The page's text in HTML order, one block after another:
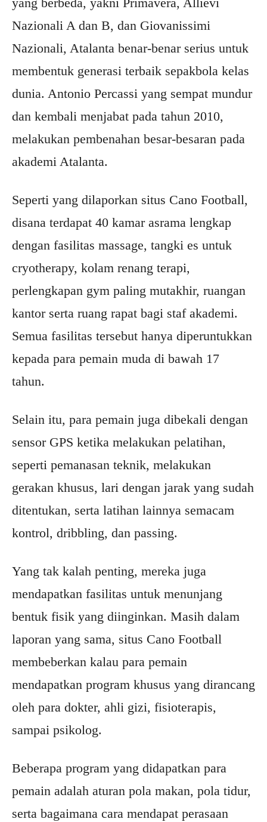
Nazionali A dan B, dan Giovanissimi
Nazionali, Atalanta benar-benar serius untuk
membentuk generasi terbaik sepakbola kelas
dunia. Antonio Percassi yang sempat mundur
dan kembali menjabat pada tahun 2010,
melakukan pembenahan besar-besaran pada
akademi Atalanta.
Seperti yang dilaporkan situs Cano Football,
disana terdapat 40 kamar asrama lengkap
dengan fasilitas massage, tangki es untuk
cryotherapy, kolam renang terapi,
perlengkapan gym paling mutakhir, ruangan
kantor serta ruang rapat bagi staf akademi.
Semua fasilitas tersebut hanya diperuntukkan
kepada para pemain muda di bawah 17
tahun.
Selain itu, para pemain juga dibekali dengan
sensor GPS ketika melakukan pelatihan,
seperti pemanasan teknik, melakukan
gerakan khusus, lari dengan jarak yang sudah
ditentukan, serta latihan lainnya semacam
kontrol, dribbling, dan passing.
Yang tak kalah penting, mereka juga
mendapatkan fasilitas untuk menunjang
bentuk fisik yang diinginkan. Masih dalam
laporan yang sama, situs Cano Football
membeberkan kalau para pemain
mendapatkan program khusus yang dirancang
oleh para dokter, ahli gizi, fisioterapis,
sampai psikolog.
Beberapa program yang didapatkan para
pemain adalah aturan pola makan, pola tidur,
serta bagaimana cara mendapat perasaan